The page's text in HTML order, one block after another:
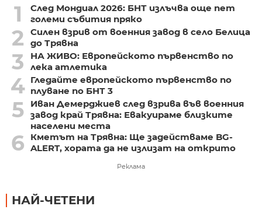
1
След Мондиал 2026: БНТ излъчва още пет
големи събития пряко
2
Силен взрив от военния завод в село Белица
до Трявна
3
НА ЖИВО: Европейското първенство по
лека атлетика
4 Гледайте европейското първенство по
плуване по БНТ 3
5
Иван Демерджиев след взрива във военния
завод край Трявна: Евакуираме близките
населени места
6
Кметът на Трявна: Ще задействаме BG-
ALERT, хората да не излизат на открито
Реклама
НАЙ-ЧЕТЕНИ